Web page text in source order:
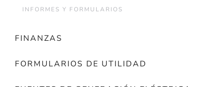
INFORMES Y FORMULARIOS
FINANZAS
FORMULARIOS DE UTILIDAD